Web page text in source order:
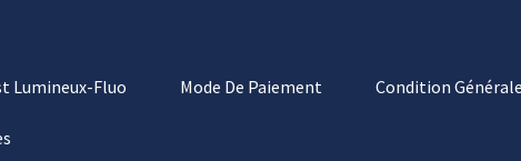
Lumineux-Fluo Mode De Paiement Condition